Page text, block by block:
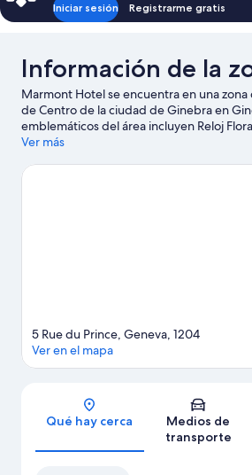
Iniciar sesión Registrarme gratis
Información de la
Marmont Hotel se encuentra en una zona
de Centro de la ciudad de Ginebra en
emblemáticos del área incluyen Reloj
los turistas que deseen aprender sobre la
partido mientras estás aquí? Échale un
Ver más
Sección
5 Rue du Prince, Geneva, 1204
Ver en el mapa
Qué hay cerca
Medios de
transporte